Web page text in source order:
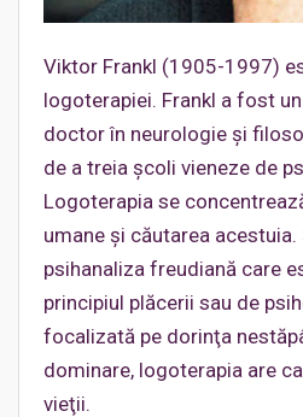
Viktor Frankl (1905-1997)
logoterapiei. Frankl a fost
doctor în neurologie şi
de a treia şcoli vieneze de
Logoterapia se
umane şi căutarea
psihanaliza freudiană care
principiul plăcerii sau de
focalizată pe dorinţa
dominare, logoterapia are
vieţii.